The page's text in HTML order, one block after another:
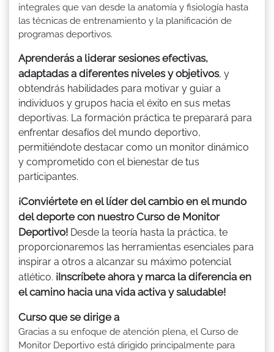
integrales que van desde la anatomía y fisiología hasta
las técnicas de entrenamiento y la planificación de
programas deportivos.
Aprenderás a liderar sesiones efectivas,
adaptadas a diferentes niveles y objetivos, y
obtendrás habilidades para motivar y guiar a
individuos y grupos hacia el éxito en sus metas
deportivas. La formación práctica te preparará para
enfrentar desafíos del mundo deportivo,
permitiéndote destacar como un monitor dinámico
y comprometido con el bienestar de tus
participantes.
¡Conviértete en el líder del cambio en el mundo
del deporte con nuestro Curso de Monitor
Deportivo! Desde la teoría hasta la práctica, te
proporcionaremos las herramientas esenciales para
inspirar a otros a alcanzar su máximo potencial
atlético. ¡Inscríbete ahora y marca la diferencia en
el camino hacia una vida activa y saludable!
Curso que se dirige a
Gracias a su enfoque de atención plena, el Curso de
Monitor Deportivo está dirigido principalmente para